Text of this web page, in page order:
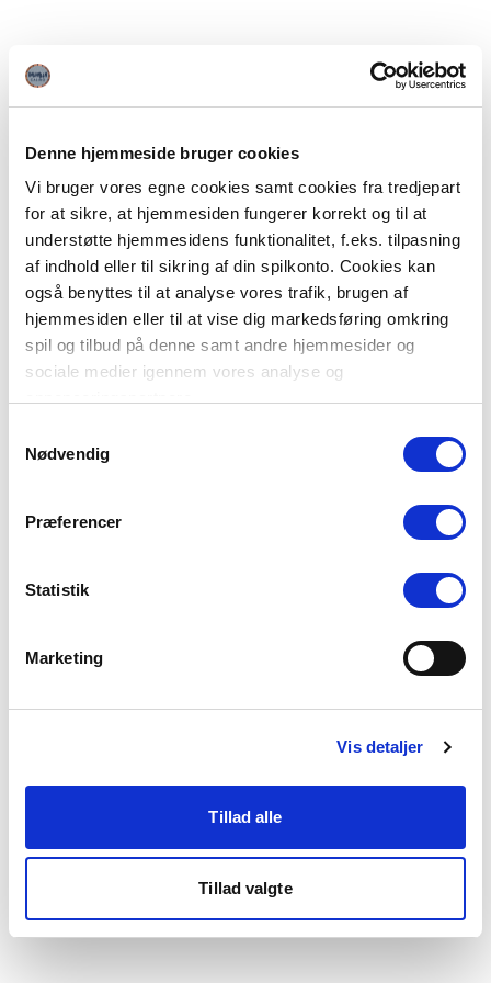
Denne hjemmeside bruger cookies
Vi bruger vores egne cookies samt cookies fra tredjepart
for at sikre, at hjemmesiden fungerer korrekt og til at
understøtte hjemmesidens funktionalitet, f.eks. tilpasning
af indhold eller til sikring af din spilkonto. Cookies kan
også benyttes til at analyse vores trafik, brugen af
hjemmesiden eller til at vise dig markedsføring omkring
spil og tilbud på denne samt andre hjemmesider og
sociale medier igennem vores analyse og
Du kan læse mere om vores brug af cookies under
"Detaljer" eller ved at klikke videre til vores Cookiepolitik,
Nødvendig
Præferencer
Statistik
Marketing
Vis detaljer
Tillad alle
Tillad valgte